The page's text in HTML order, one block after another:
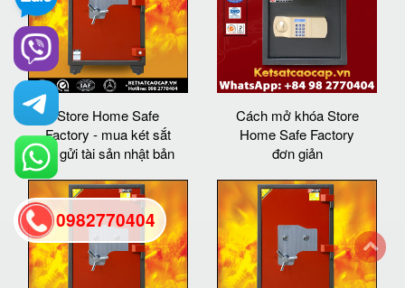
Store Home Safe
Factory - mua két sắt
ký gửi tài sản nhật bản
Cách mở khóa Store
Home Safe Factory
đơn giản
0982770404
back